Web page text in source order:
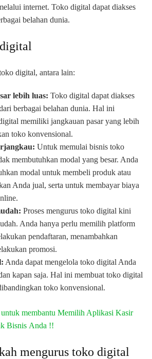
internet. Toko digital dapat diakses
belahan dunia.
digital, antara lain:
lebih luas: Toko digital dapat diakses
berbagai belahan dunia. Hal ini
memiliki jangkauan pasar yang lebih
toko konvensional.
Untuk memulai bisnis toko
membutuhkan modal yang besar. Anda
modal untuk membeli produk atau
Anda jual, serta untuk membayar biaya
Proses mengurus toko digital kini
Anda hanya perlu memilih platform
pendaftaran, menambahkan
promosi.
Anda dapat mengelola toko digital Anda
kapan saja. Hal ini membuat toko digital
toko konvensional.
untuk membantu Memilih Aplikasi Kasir
Bisnis Anda !!
mengurus toko digital